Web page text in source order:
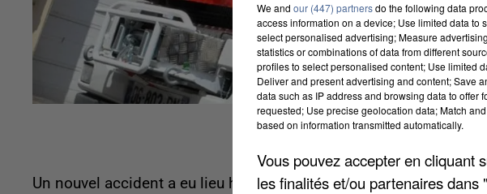
Un nouvel accident a eu lieu hier sur les routes picardes. Une
We and our (447) partnersdo the following data
access information on a device; Use limited data
select personalised advertising; Measure
statistics or combinations of data from different
profiles to select personalised content; Use limited
Deliver and present advertising and content; Save
data such as IP address and browsing data to
requested; Use precise geolocation data; Match
based on information transmitted automatically.
Vous pouvez accepter en cliquant
les finalités et/ou partenaires